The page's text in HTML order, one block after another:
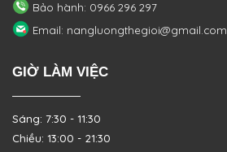
Bảo hành: 0966 296 297
Email: nangluongthegioi@gmail.com
GIỜ LÀM VIỆC
Sáng: 7:30 - 11:30
Chiều: 13:00 - 21:30